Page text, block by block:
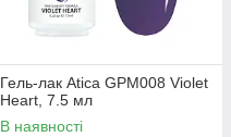
Гель-лак Atica GPM008 Violet
Heart, 7.5 мл
В наявності